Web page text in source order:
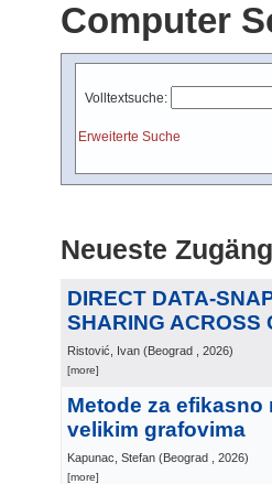
Computer
Volltextsuche:
Erweiterte Suche
Neueste
DIRECT DATA-
SHARING ACROSS
Ristović, Ivan (Beograd , 2026)
[more]
Metode za
velikim grafovima
Kapunac, Stefan (Beograd , 2026)
[more]